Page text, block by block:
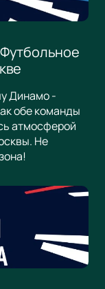
Динамо -
обе команды
атмосферой
Не